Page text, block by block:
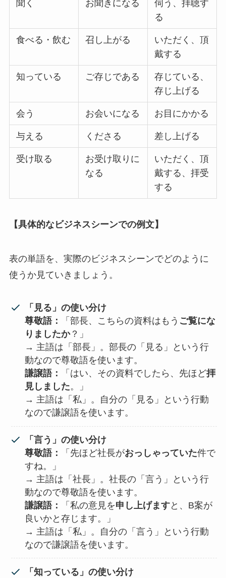
聞く お聞きになる
伺う、拝聴す
る
食べる・飲む 召し上がる
いただく、頂
戴する
知っている ご存じである
存じている、
存じ上げる
会う お会いになる お目にかかる
与える くださる 差し上げる
受け取る
お受け取りに
なる
いただく、頂
戴する、拝受
する
【具体的なビジネスシーンでの例文】
表の単語を、実際のビジネスシーンでどのように
使うか見ていきましょう。
「見る」の使い分け
尊敬語：
「部長、こちらの資料はもう ご覧にな
りましたか？」
→ 主語は「部長」。部長の「見る」という行
動なので尊敬語を使います。
謙譲語：
「はい、その資料でしたら、先ほど拝
見しました。」
→ 主語は「私」。自分の「見る」という行動
なので謙譲語を使います。
「言う」の使い分け
尊敬語：
「先ほど社長がおっしゃっていた件で
すね。」
→ 主語は「社長」。社長の「言う」という行
動なので尊敬語を使います。
謙譲語：
「私の意見を申し上げますと、B案が
良いかと存じます。」
→ 主語は「私」。自分の「言う」という行動
なので謙譲語を使います。
「知っている」の使い分け